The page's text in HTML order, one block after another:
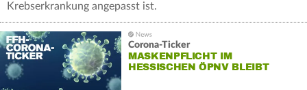
Krebserkrankung angepasst ist.
Corona-Ticker
MASKENPFLICHT IM
HESSISCHEN ÖPNV BLEIBT